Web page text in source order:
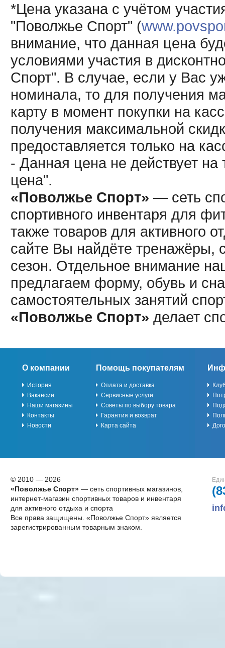
*Цена указана с учётом
"Поволжье Спорт" (
внимание, что данная цена
условиями участия в
Спорт". В случае, если у Вас
номинала, то для получения
карту в момент покупки на
получения максимальной
предоставляется только на
- Данная цена не действует
цена".
«Поволжье Спорт» — сеть
спортивного инвентаря для
также товаров для активного
сайте Вы найдёте тренажёры,
сезон. Отдельное внимание
предлагаем форму, обувь и
самостоятельных занятий
«Поволжье Спорт» делает
О компании
История
Вакансии
Наши магазины
Контакты
Новости
Помощь покупателям
Оплата и доставка
Сервисные услуги
Советы по выбору товара
Гарантия и возврат
Карта сайта
© 2010 — 2026
«Поволжье Спорт»— сеть спортивных магазинов,
интернет-магазин спортивных товаров и инвентаря
для активного отдыха и спорта
Все права защищены. «Поволжье Спорт» является
зарегистрированным товарным знаком.